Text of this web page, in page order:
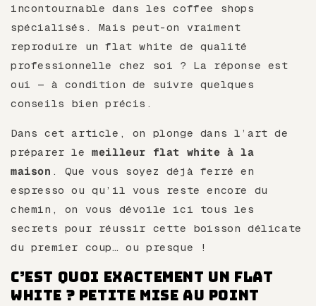
incontournable dans les coffee shops
spécialisés. Mais peut-on vraiment
reproduire un flat white de qualité
professionnelle chez soi ? La réponse est
oui — à condition de suivre quelques
conseils bien précis.
Dans cet article, on plonge dans l’art de
préparer lemeilleur flat white à la
maison . Que vous soyez déjà ferré en
espresso ou qu’il vous reste encore du
chemin, on vous dévoile ici tous les
secrets pour réussir cette boisson délicate
du premier coup… ou presque !
C’est quoi exactement un flat
white ? Petite mise au point